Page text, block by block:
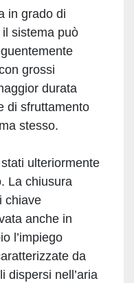
in grado di
sistema può
grossi
durata
di sfruttamento
stesso.
ulteriormente
La chiusura
chiave
anche in
l’impiego
da
dispersi nell’aria